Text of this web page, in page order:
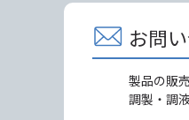
お問
製品の販
調製・調